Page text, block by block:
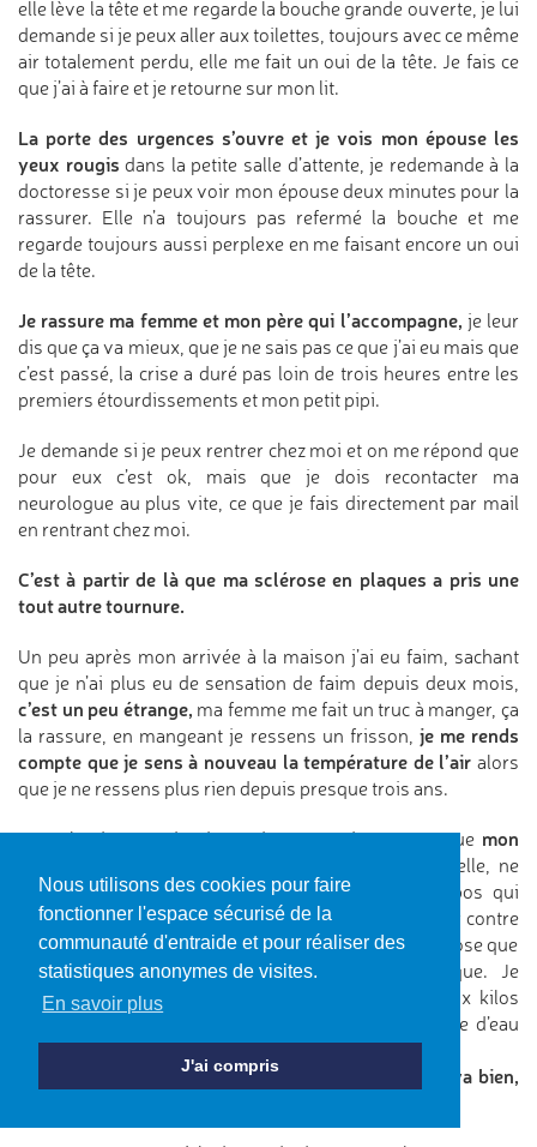
Nous utilisons des cookies pour faire
fonctionner l'espace sécurisé de la
communauté d'entraide et pour réaliser des
statistiques anonymes de visites.
En savoir plus
J'ai compris
elle lève la tête et me regarde la bouche grande ouverte, je lui
demande si je peux aller aux toilettes, toujours avec ce même
air totalement perdu, elle me fait un oui de la tête. Je fais ce
que j’ai à faire et je retourne sur mon lit.
La porte des urgences s’ouvre et je vois mon épouse les
yeux rougisdans la petite salle d’attente, je redemande à la
doctoresse si je peux voir mon épouse deux minutes pour la
rassurer. Elle n’a toujours pas refermé la bouche et me
regarde toujours aussi perplexe en me faisant encore un oui
de la tête.
Je rassure ma femme et mon père qui l’accompagne, je leur
dis que ça va mieux, que je ne sais pas ce que j’ai eu mais que
c’est passé, la crise a duré pas loin de trois heures entre les
premiers étourdissements et mon petit pipi.
Je demande si je peux rentrer chez moi et on me répond que
pour eux c’est ok, mais que je dois recontacter ma
neurologue au plus vite, ce que je fais directement par mail
en rentrant chez moi.
C’est à partir de là que ma sclérose en plaques a pris une
tout autre tournure.
Un peu après mon arrivée à la maison j’ai eu faim, sachant
que je n’ai plus eu de sensation de faim depuis deux mois,
c’est un peu étrange, ma femme me fait un truc à manger, ça
la rassure, en mangeant je ressens un frisson, je me rends
compte que je sens à nouveau la température de l’air alors
que je ne ressens plus rien depuis presque trois ans.
Dans les jours qui suivent, je me rends compte que mon
Ma vue, elle, ne
change pas, mon syndrome des jambes sans repos qui
touche également mes bras est toujours là aussi. Par contre
je n’ai plus de douleurpour dire si ce n’est mon arthrose que
j’ai gagnée après des années d’inactivité physique. Je
m’étonne même de pouvoir porter des poids de dix kilos
alors que d’habitude, rien que prendre une bouteille d’eau
était devenu plus difficile.
En gros, à part deux ou trois soucis, tout le reste va bien,